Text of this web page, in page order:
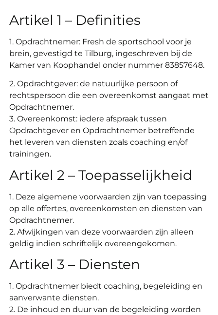
Artikel 1 – Definities
1. Opdrachtnemer: Fresh de sportschool voor je
brein, gevestigd te Tilburg, ingeschreven bij de
Kamer van Koophandel onder nummer 83857648.
2. Opdrachtgever: de natuurlijke persoon of
rechtspersoon die een overeenkomst aangaat met
Opdrachtnemer.
3. Overeenkomst: iedere afspraak tussen
Opdrachtgever en Opdrachtnemer betreffende
het leveren van diensten zoals coaching en/of
trainingen.
Artikel 2 – Toepasselijkheid
1. Deze algemene voorwaarden zijn van toepassing
op alle offertes, overeenkomsten en diensten van
Opdrachtnemer.
2. Afwijkingen van deze voorwaarden zijn alleen
geldig indien schriftelijk overeengekomen.
Artikel 3 – Diensten
1. Opdrachtnemer biedt coaching, begeleiding en
aanverwante diensten.
2. De inhoud en duur van de begeleiding worden